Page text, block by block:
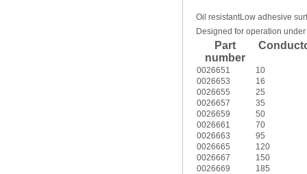
Oil resistantLow adhesive
Designed for operation
Part
number
0026651
10
0026653
16
0026655
25
0026657
35
0026659
50
0026661
70
0026663
95
0026665
120
0026667
150
0026669
185